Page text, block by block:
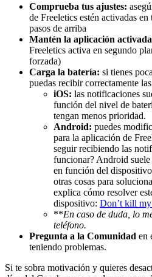
Comprueba tus ajustes:
de Freeletics estén activadas
pasos de arriba
Mantén la aplicación
Freeletics activa en segundo
forzada)
Carga la batería: si tienes
puedas recibir correctamente
iOS: las notificaciones
función del nivel de
tengan menos prioridad.
Android: puedes
para la aplicación de
seguir recibiendo las
funcionar? Android suele
en función del
otras cosas para
explica cómo resolver
dispositivo: Don’t kill
**En caso de duda, lo
teléfono.
Pregunta a la Comunidad en
teniendo problemas.
Si te sobra motivación y quieres